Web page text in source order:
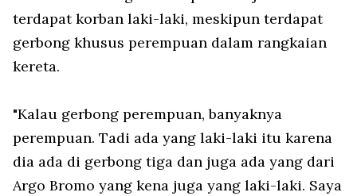
terdapat korban laki-laki, meskipun terdapat
gerbong khusus perempuan dalam rangkaian
kereta.
"Kalau gerbong perempuan, banyaknya
perempuan. Tadi ada yang laki-laki itu karena
dia ada di gerbong tiga dan juga ada yang dari
Argo Bromo yang kena juga yang laki-laki. Saya